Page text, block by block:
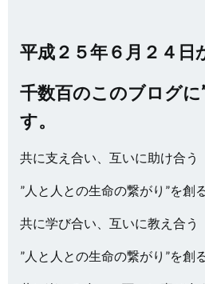
平成２５年６月２４日
千数百のこのブログに
す。
共に支え合い、互いに助け合う
”人と人との生命の繋がり”を創
共に学び合い、互いに教え合う
”人と人との生命の繋がり”を創